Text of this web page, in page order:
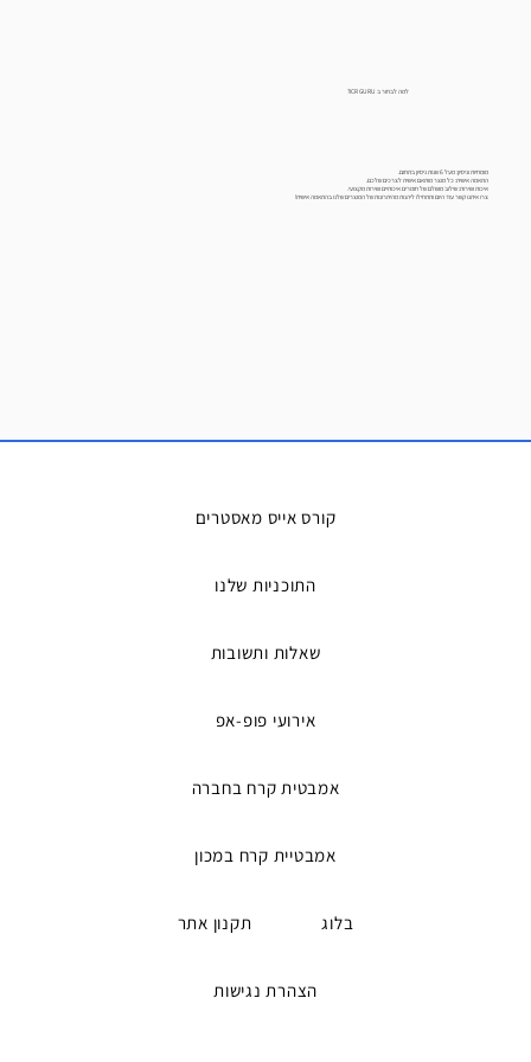
למה לבחור ב ICR GURU?
מומחיות וניסיון: מעל 6 שנות ניסיון בתחום.
התאמה אישית: כל מוצר מותאם אישית לצרכים שלכם.
איכות ושירות: שילוב מושלם של חומרים איכותיים ושירות מקצועי.
צרו איתנו קשר עוד היום ותתחילו ליהנות מהיתרונות של המוצרים שלנו בהתאמה אישית!
קורס אייס מאסטרים
התוכניות שלנו
שאלות ותשובות
אירועי פופ-אפ
אמבטית קרח בחברה
אמבטיית קרח במכון
בלוג תקנון אתר
הצהרת נגישות